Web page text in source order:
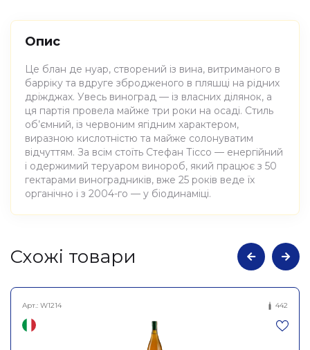
Опис
Це блан де нуар, створений із вина, витриманого в
барріку та вдруге збродженого в пляшці на рідних
дріжджах. Увесь виноград — із власних ділянок, а
ця партія провела майже три роки на осаді. Стиль
об’ємний, із червоним ягідним характером,
виразною кислотністю та майже солонуватим
відчуттям. За всім стоїть Стефан Тіссо — енергійний
і одержимий теруаром винороб, який працює з 50
гектарами виноградників, вже 25 років веде їх
органічно і з 2004-го — у біодинаміці.
Атрибути
Виноробня
Вино виноградне
натуральне ігристе екстра-
Cхожі товари
Арт.: W1214 442